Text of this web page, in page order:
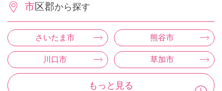
市区郡から探す
さいたま市 熊谷市
川口市 草加市
もっと見る